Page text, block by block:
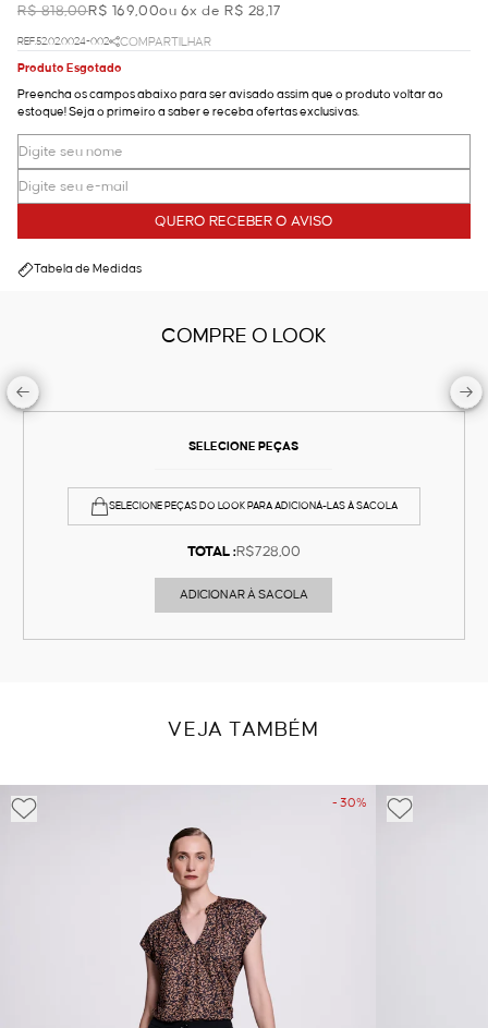
R$ 818,00R$ 169,00ou 6x de R$ 28,17
REF.52.02.0024-002
COMPARTILHAR
Produto Esgotado
Preencha os campos abaixo para ser avisado assim que o produto voltar ao
estoque! Seja o primeiro a saber e receba ofertas exclusivas.
QUERO RECEBER O AVISO
Tabela de Medidas
COMPRE O LOOK
SELECIONE PEÇAS
SELECIONE PEÇAS DO LOOK PARA ADICIONÁ-LAS À SACOLA
TOTAL :R$728,00
ADICIONAR À SACOLA
VEJA TAMBÉM
- 30%